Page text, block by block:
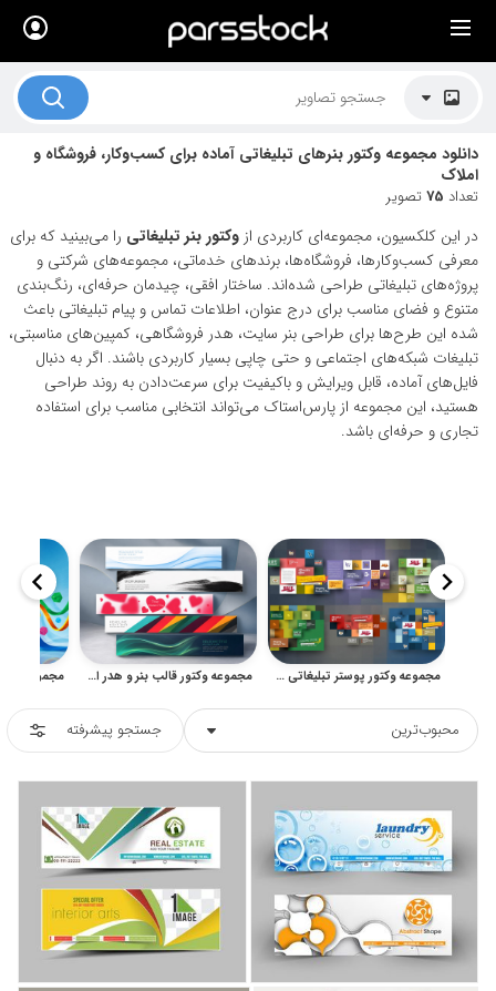
دانلود مجموعه وکتور بنرهای تبلیغاتی آماده برای کسب‌وکار، فروشگاه و
املاک
تعداد 75تصویر
در این کلکسیون، مجموعه‌ای کاربردی از وکتور بنر تبلیغاتی را می‌بینید که برای
معرفی کسب‌وکارها، فروشگاه‌ها، برندهای خدماتی، مجموعه‌های شرکتی و
پروژه‌های تبلیغاتی طراحی شده‌اند. ساختار افقی، چیدمان حرفه‌ای، رنگ‌بندی
متنوع و فضای مناسب برای درج عنوان، اطلاعات تماس و پیام تبلیغاتی باعث
شده این طرح‌ها برای طراحی بنر سایت، هدر فروشگاهی، کمپین‌های مناسبتی،
تبلیغات شبکه‌های اجتماعی و حتی چاپی بسیار کاربردی باشند. اگر به دنبال
فایل‌های آماده، قابل ویرایش و باکیفیت برای سرعت‌دادن به روند طراحی
هستید، این مجموعه از پارس‌استاک می‌تواند انتخابی مناسب برای استفاده
تجاری و حرفه‌ای باشد.
مجموعه وکتور پوستر تبلیغاتی فروشگاهی و فشن با چیدمان انتزاعی مجموعه وکتور قالب بنر و هدر افقی مدرن برای طراحی تبلیغاتی
محبوب‌ترین جستجو پیشرفته
× لیست قیمت ها
موضوعات تصاویر
هنرمندان ایرانی
کسب درآمد از فروش تصاویر
021 28428845
تماس با ما
بلاگ پارس استاک